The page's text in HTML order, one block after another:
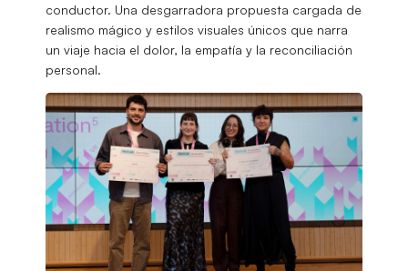
conductor. Una desgarradora propuesta cargada de
realismo mágico y estilos visuales únicos que narra
un viaje hacia el dolor, la empatía y la reconciliación
personal.